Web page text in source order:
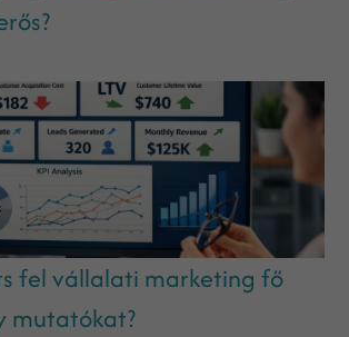
fel vállalati marketing fő
mutatókat?